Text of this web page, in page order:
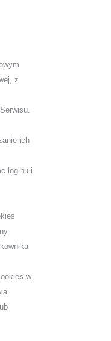
z
ich
loginu i
w